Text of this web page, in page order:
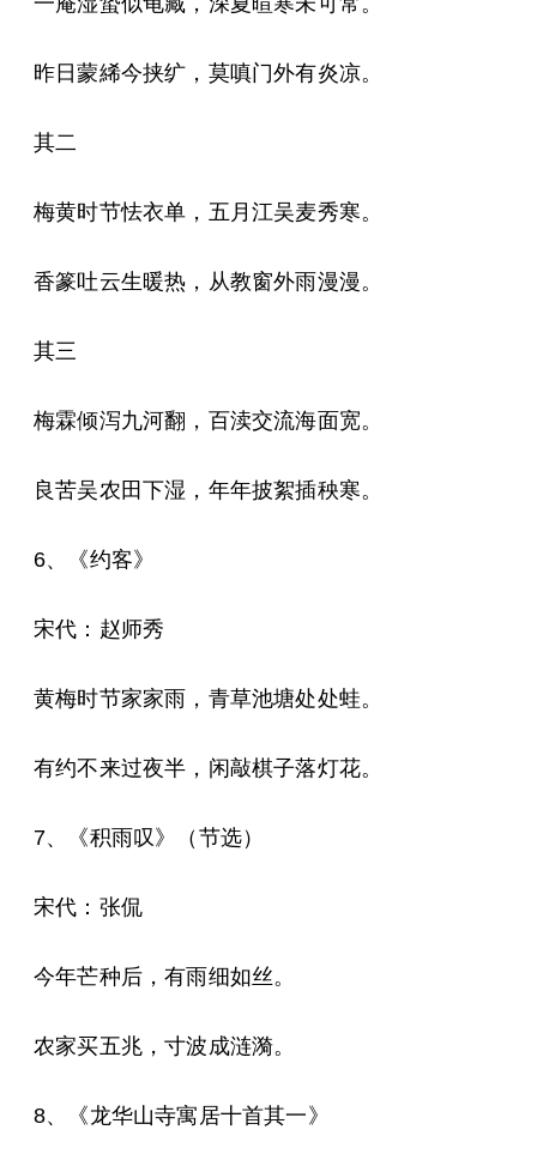
昨日蒙絺今挟纩，莫嗔门外有炎凉。
其二
梅黄时节怯衣单，五月江吴麦秀寒。
香篆吐云生暖热，从教窗外雨漫漫。
其三
梅霖倾泻九河翻，百渎交流海面宽。
良苦吴农田下湿，年年披絮插秧寒。
6、《约客》
宋代：赵师秀
黄梅时节家家雨，青草池塘处处蛙。
有约不来过夜半，闲敲棋子落灯花。
7、《积雨叹》（节选）
宋代：张侃
今年芒种后，有雨细如丝。
农家买五兆，寸波成涟漪。
8、《龙华山寺寓居十首其一》